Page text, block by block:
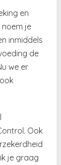
en
je
inmiddels
de
we er
Ook
je graag